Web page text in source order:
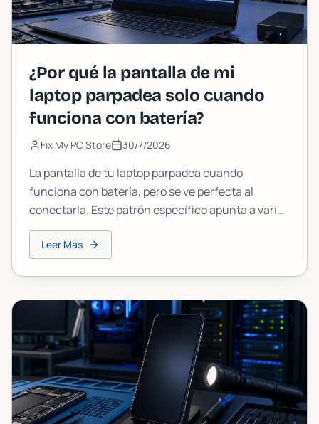
¿Por qué la pantalla de mi
laptop parpadea solo cuando
funciona con batería?
Fix My PC Store 30/7/2026
La pantalla de tu laptop parpadea cuando
funciona con batería, pero se ve perfecta al
conectarla. Este patrón específico apunta a varias
causas conocidas. Aquí te explicamos cómo
diagnosticarlo y solucionarlo por tu cuenta, y
Leer Más